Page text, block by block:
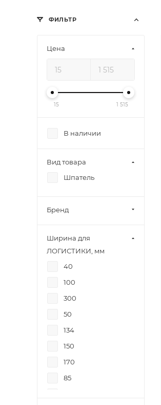
ФИЛЬТР
Цена
15 1 515
В наличии
Вид товара
Шпатель
Бренд
Ширина для
ЛОГИСТИКИ, мм
40
100
300
50
134
150
170
85